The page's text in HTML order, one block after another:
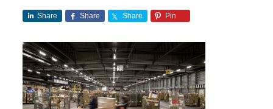
Share Share Share Pin